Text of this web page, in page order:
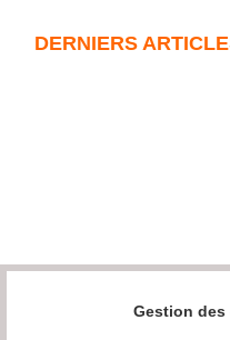
DERNIERS
Gestion des